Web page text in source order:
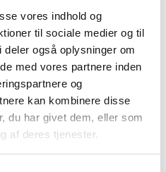
vores indhold og
til sociale medier og til
også oplysninger om
med vores partnere inden
og
kan kombinere disse
du har givet dem, eller som
af deres tjenester.